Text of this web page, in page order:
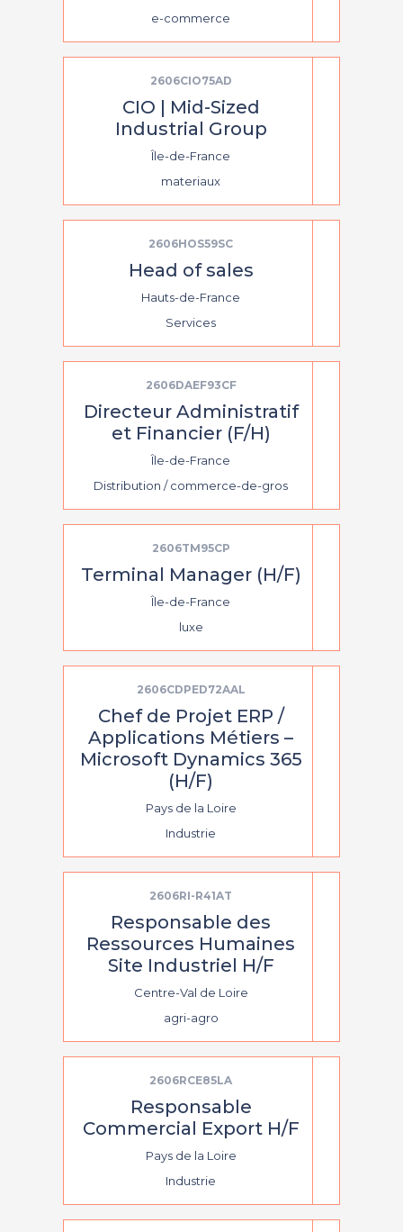
e-commerce
2606CIO75AD
CIO | Mid-Sized
Industrial Group
Île-de-France
materiaux
2606HOS59SC
Head of sales
Hauts-de-France
Services
2606DAEF93CF
Directeur Administratif
et Financier (F/H)
Île-de-France
Distribution / commerce-de-gros
2606TM95CP
Terminal Manager (H/F)
Île-de-France
luxe
2606CDPED72AAL
Chef de Projet ERP /
Applications Métiers –
Microsoft Dynamics 365
(H/F)
Pays de la Loire
Industrie
2606RI-R41AT
Responsable des
Ressources Humaines
Site Industriel H/F
Centre-Val de Loire
agri-agro
2606RCE85LA
Responsable
Commercial Export H/F
Pays de la Loire
Industrie